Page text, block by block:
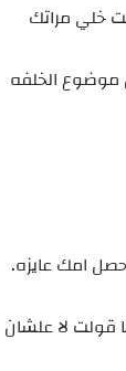
خلي مراتك
الخلفه
امك عايزه.
قولت لا علشان